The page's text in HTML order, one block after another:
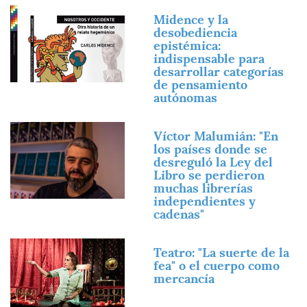
Imagen
Midence y la
desobediencia
epistémica:
indispensable para
desarrollar categorías
de pensamiento
autónomas
Imagen
Víctor Malumián: "En
los países donde se
desreguló la Ley del
Libro se perdieron
muchas librerías
independientes y
cadenas"
Imagen
Teatro: "La suerte de la
fea" o el cuerpo como
mercancía